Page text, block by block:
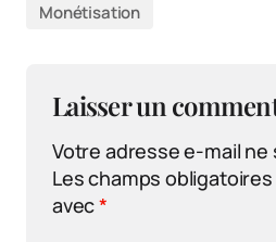
Monétisation
Laisser un
Votre adresse e-mail ne
Les champs
avec*